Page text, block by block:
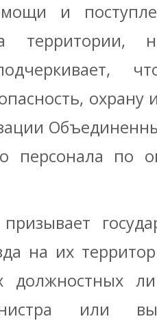
и
территории,
персонала по
на их
должностных
или